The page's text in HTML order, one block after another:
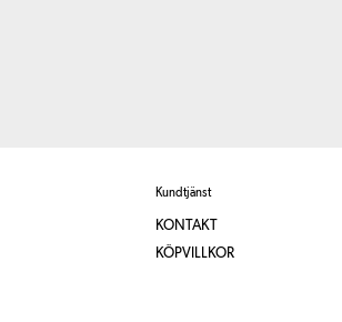
Kundtjänst
KONTAKT
KÖPVILLKOR